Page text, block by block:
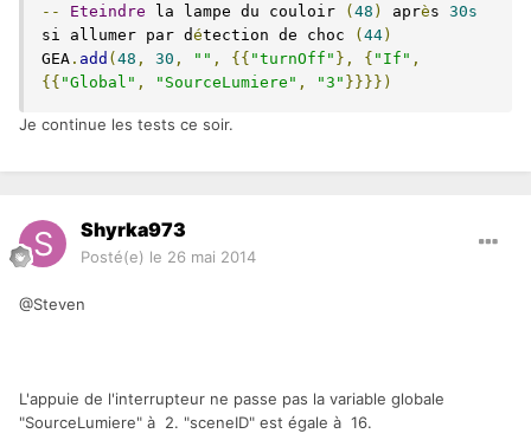
-- Eteindre la lampe du couloir ( 48 ) après 30s
si allumer par détection de choc ( 44 )
GEA . add ( 48 , 30 , "" , {{ "turnOff" }, { "If" ,
{{ "Global" , "SourceLumiere" , "3" }}}})
Je continue les tests ce soir.
Shyrka973
Posté(e) le 26 mai 2014
@Steven
L'appuie de l'interrupteur ne passe pas la variable globale
"SourceLumiere" à 2. "sceneID" est égale à 16.